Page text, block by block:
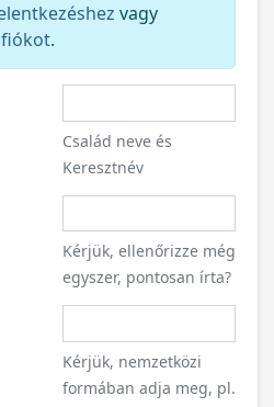
vagy
.
Család neve és
Keresztnév
Kérjük, ellenőrizze még
egyszer, pontosan írta?
Kérjük, nemzetközi
formában adja meg, pl.